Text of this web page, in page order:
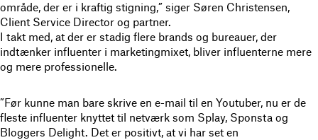
område, der er i kraftig stigning,” siger Søren Christensen,
Client Service Director og partner.
I takt med, at der er stadig flere brands og bureauer, der
indtænker influenter i marketingmixet, bliver influenterne mere
og mere professionelle.
”Før kunne man bare skrive en e-mail til en Youtuber, nu er de
fleste influenter knyttet til netværk som Splay, Sponsta og
Bloggers Delight. Det er positivt, at vi har set en